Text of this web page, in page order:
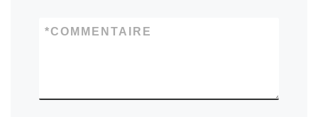
COMMENTAIRE
*